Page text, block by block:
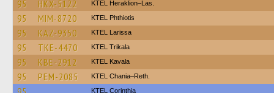
95 HKX-5122 KTEL Heraklion–Las.
95 MIM-8720 ΚΤΕL Phthiotis
95 KAZ-9350 KTEL Larissa
95 TKE-4470 ΚΤΕL Τrikala
95 KBE-2912 KTEL Kavala
95 PEM-2085 KTEL Chania–Reth.
KTEL Corinthia